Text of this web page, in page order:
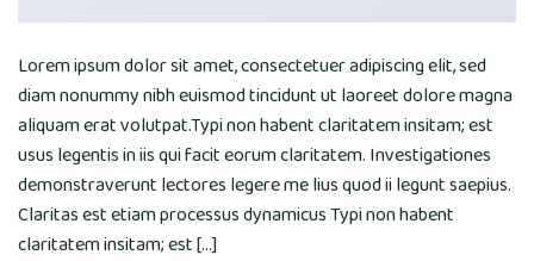
Lorem ipsum dolor sit amet, consectetuer adipiscing elit, sed
diam nonummy nibh euismod tincidunt ut laoreet dolore magna
aliquam erat volutpat.Typi non habent claritatem insitam; est
usus legentis in iis qui facit eorum claritatem. Investigationes
demonstraverunt lectores legere me lius quod ii legunt saepius.
Claritas est etiam processus dynamicus Typi non habent
claritatem insitam; est […]